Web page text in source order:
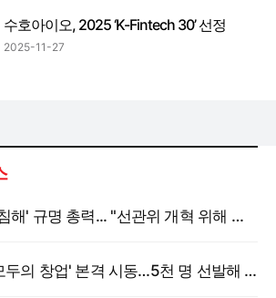
수호아이오, 2025 ‘K-Fintech 30’ 선정
2025-11-27
정부, '참정권 침해' 규명 총력... "선관위 개혁 위해 국정조사 등 모든 조치"
6만 명 몰린 '모두의 창업' 본격 시동…5천 명 선발해 밀착 지원